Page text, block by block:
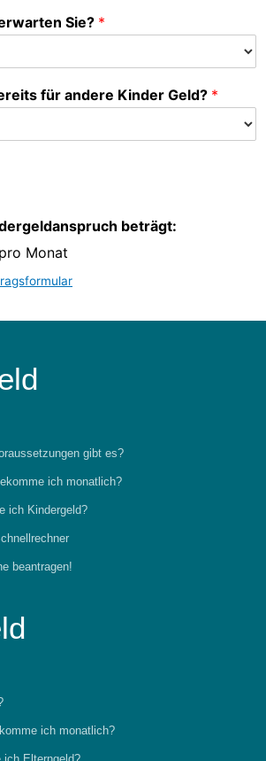
Sie? *
für andere Kinder Geld? *
beträgt:
pro Monat
gibt es?
ich monatlich?
ich Kindergeld?
beantragen!
ich monatlich?